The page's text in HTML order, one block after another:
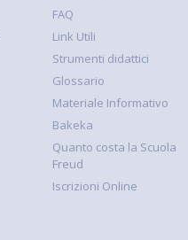
FAQ
Link Utili
Strumenti didattici
Glossario
Materiale Informativo
Bakeka
Quanto costa la Scuola
Freud
Iscrizioni Online